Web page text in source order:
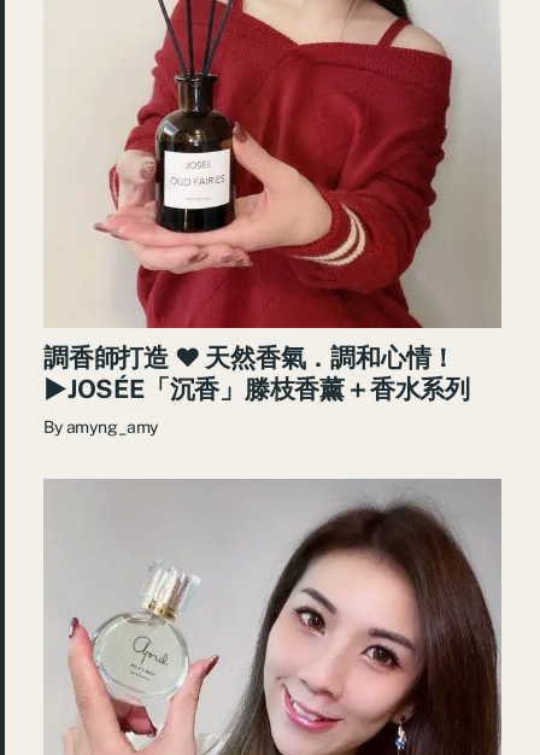
調香師打造 ♥ 天然香氣．調和心情！
►JOSÉE「沉香」滕枝香薰＋香水系列
Byamyng_amy